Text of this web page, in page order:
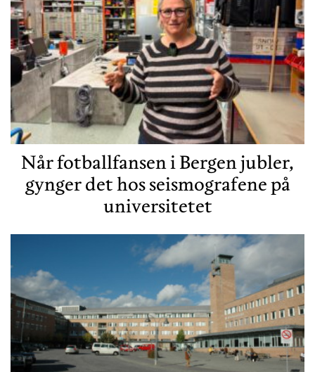
Når fotballfansen i Bergen jubler,
gynger det hos seismografene på
universitetet